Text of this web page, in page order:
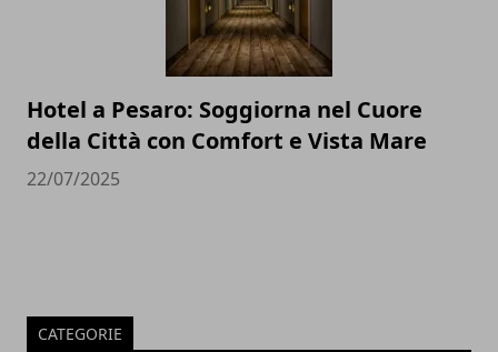
Hotel a Pesaro: Soggiorna nel Cuore
della Città con Comfort e Vista Mare
22/07/2025
CATEGORIE